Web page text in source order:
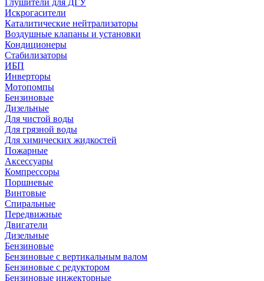
Глушители для ДГУ
Искрогасители
Каталитические нейтрализаторы
Воздушные клапаны и установки
Кондиционеры
Стабилизаторы
ИБП
Инверторы
Мотопомпы
Бензиновые
Дизельные
Для чистой воды
Для грязной воды
Для химических жидкостей
Пожарные
Аксессуары
Компрессоры
Поршневые
Винтовые
Спиральные
Передвижные
Двигатели
Дизельные
Бензиновые
Бензиновые с вертикальным валом
Бензиновые с редуктором
Бензиновые инжекторные